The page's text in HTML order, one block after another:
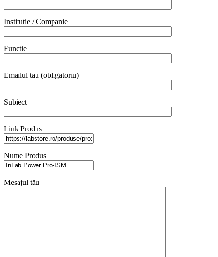
Institutie / Companie
Functie
Emailul tău (obligatoriu)
Subiect
Link Produs
Nume Produs
Mesajul tău